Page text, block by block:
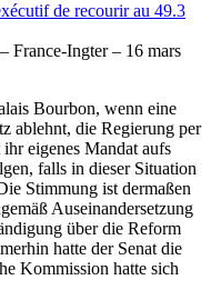
de recourir au 49.3
France-Ingter – 16 mars
Bourbon, wenn eine
ablehnt, die Regierung per
eigenes Mandat aufs
falls in dieser Situation
Stimmung ist dermaßen
Auseinandersetzung
über die Reform
hatte der Senat die
Kommission hatte sich